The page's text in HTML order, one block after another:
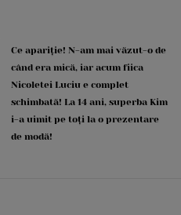
Ce apariție! N-am mai văzut-o de
când era mică, iar acum fiica
Nicoletei Luciu e complet
schimbată! La 14 ani, superba Kim
i-a uimit pe toți la o prezentare
de modă!